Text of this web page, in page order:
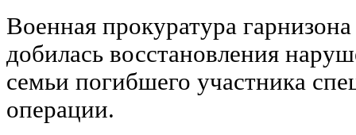
Военная прокуратура
добилась восстановления
семьи погибшего участника
операции.